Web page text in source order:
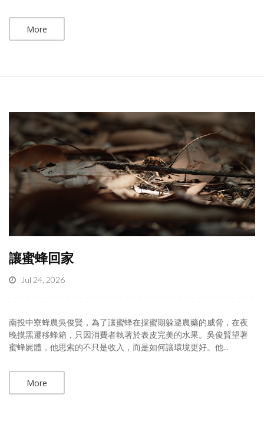
More
讓蜜蜂回家
Jul 24, 2026
南投中寮蜂農吳俊賢，為了讓蜜蜂在採蜜期躲避農藥的威脅，在夜
晚摸黑遷移蜂箱，只因消費者執著於表皮完美的水果。吳俊賢望著
蜜蜂屍體，他思索的不只是收入，而是如何讓環境更好。他...
More